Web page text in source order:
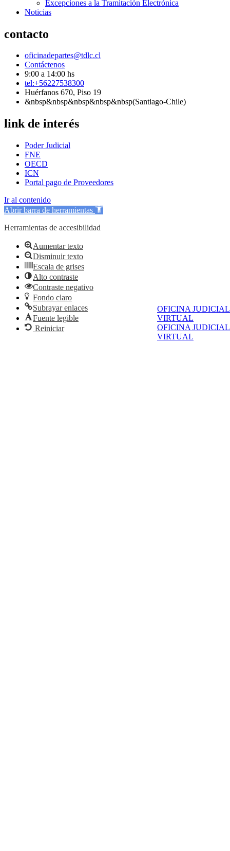
OFICINA JUDICIAL
VIRTUAL
OFICINA JUDICIAL
VIRTUAL
Excepciones a la Tramitación Electrónica
Noticias
contacto
oficinadepartes@tdlc.cl
Contáctenos
9:00 a 14:00 hs
tel:+56227538300
Huérfanos 670, Piso 19
&nbsp&nbsp&nbsp&nbsp&nbsp(Santiago-Chile)
link de interés
Poder Judicial
FNE
OECD
ICN
Portal pago de Proveedores
Ir al contenido
Abrir barra de herramientas
Herramientas de accesibilidad
Aumentar texto
Disminuir texto
Escala de grises
Alto contraste
Contraste negativo
Fondo claro
Subrayar enlaces
Fuente legible
Reiniciar